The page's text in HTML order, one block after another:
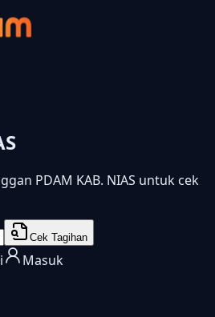
PDAM KAB. NIAS untuk cek
Cek Tagihan
Masuk